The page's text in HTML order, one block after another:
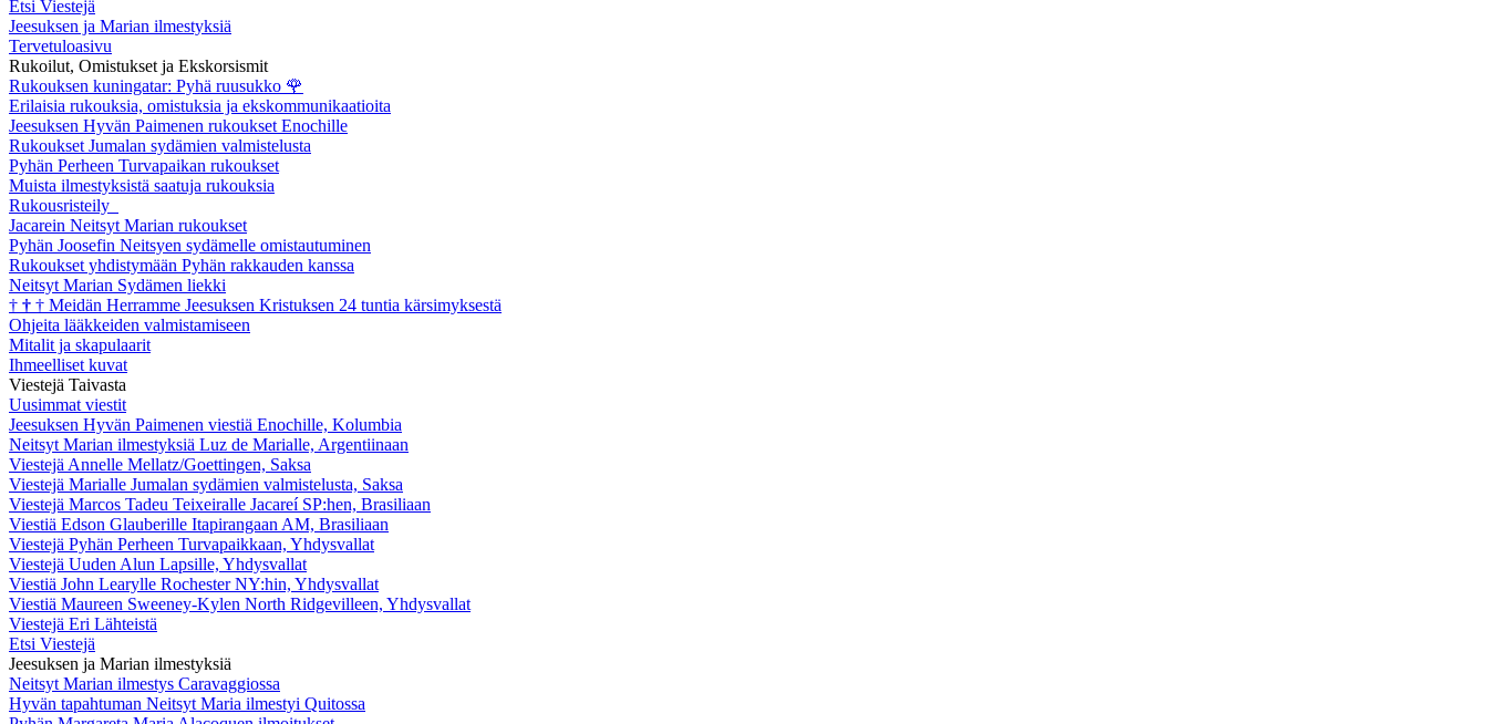
Etsi Viestejä
Jeesuksen ja Marian ilmestyksiä
Tervetuloasivu
Rukoilut, Omistukset ja Ekskorsismit
Rukouksen kuningatar: Pyhä ruusukko 🌹
Erilaisia rukouksia, omistuksia ja ekskommunikaatioita
Jeesuksen Hyvän Paimenen rukoukset Enochille
Rukoukset Jumalan sydämien valmistelusta
Pyhän Perheen Turvapaikan rukoukset
Muista ilmestyksistä saatuja rukouksia
Rukousristeily
Jacarein Neitsyt Marian rukoukset
Pyhän Joosefin Neitsyen sydämelle omistautuminen
Rukoukset yhdistymään Pyhän rakkauden kanssa
Neitsyt Marian Sydämen liekki
† † † Meidän Herramme Jeesuksen Kristuksen 24 tuntia kärsimyksestä
Ohjeita lääkkeiden valmistamiseen
Mitalit ja skapulaarit
Ihmeelliset kuvat
Viestejä Taivasta
Uusimmat viestit
Jeesuksen Hyvän Paimenen viestiä Enochille, Kolumbia
Neitsyt Marian ilmestyksiä Luz de Marialle, Argentiinaan
Viestejä Annelle Mellatz/Goettingen, Saksa
Viestejä Marialle Jumalan sydämien valmistelusta, Saksa
Viestejä Marcos Tadeu Teixeiralle Jacareí SP:hen, Brasiliaan
Viestiä Edson Glauberille Itapirangaan AM, Brasiliaan
Viestejä Pyhän Perheen Turvapaikkaan, Yhdysvallat
Viestejä Uuden Alun Lapsille, Yhdysvallat
Viestiä John Learylle Rochester NY:hin, Yhdysvallat
Viestiä Maureen Sweeney-Kylen North Ridgevilleen, Yhdysvallat
Viestejä Eri Lähteistä
Etsi Viestejä
Jeesuksen ja Marian ilmestyksiä
Neitsyt Marian ilmestys Caravaggiossa
Hyvän tapahtuman Neitsyt Maria ilmestyi Quitossa